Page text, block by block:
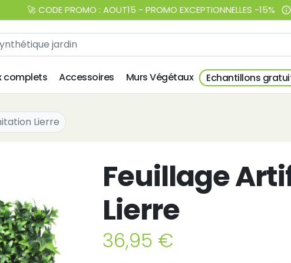
🚀 CODE PROMO : AOUT15 - PROMO EXCEPTIONNELLES -15% info_outline
complets Accessoires Murs Végétaux Echantillons
Lierre
Feuillage
Lierre
36,95 €